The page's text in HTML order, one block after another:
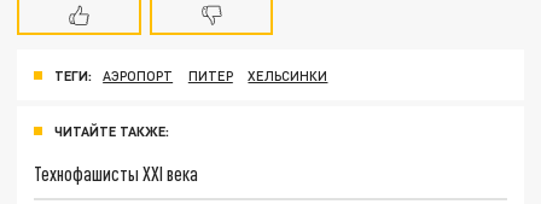
ТЕГИ: АЭРОПОРТ ПИТЕР ХЕЛЬСИНКИ
ЧИТАЙТЕ ТАКЖЕ:
Технофашисты XXI века